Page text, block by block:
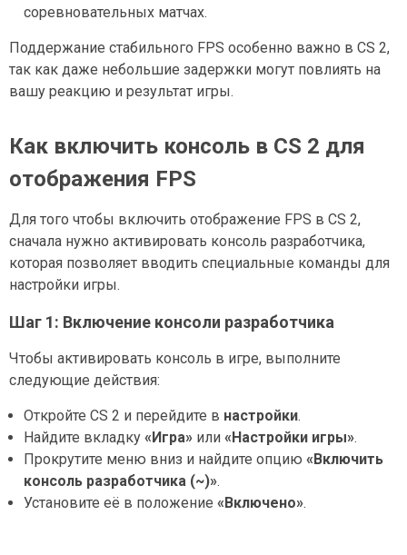
соревновательных матчах.
Поддержание стабильного FPS особенно важно в CS 2,
так как даже небольшие задержки могут повлиять на
вашу реакцию и результат игры.
Как включить консоль в CS 2 для
отображения FPS
Для того чтобы включить отображение FPS в CS 2,
сначала нужно активировать консоль разработчика,
которая позволяет вводить специальные команды для
настройки игры.
Шаг 1: Включение консоли разработчика
Чтобы активировать консоль в игре, выполните
следующие действия:
Откройте CS 2 и перейдите в настройки.
Найдите вкладку «Игра» или «Настройки игры».
Прокрутите меню вниз и найдите опцию «Включить
консоль разработчика (~)».
Установите её в положение «Включено».